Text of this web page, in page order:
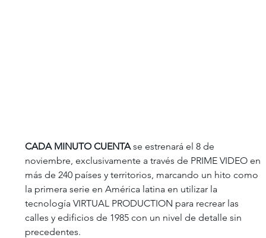
CADA MINUTO CUENTA se estrenará el 8 de
noviembre, exclusivamente a través de PRIME VIDEO en
más de 240 países y territorios, marcando un hito como
la primera serie en América latina en utilizar la
tecnología VIRTUAL PRODUCTION para recrear las
calles y edificios de 1985 con un nivel de detalle sin
precedentes.